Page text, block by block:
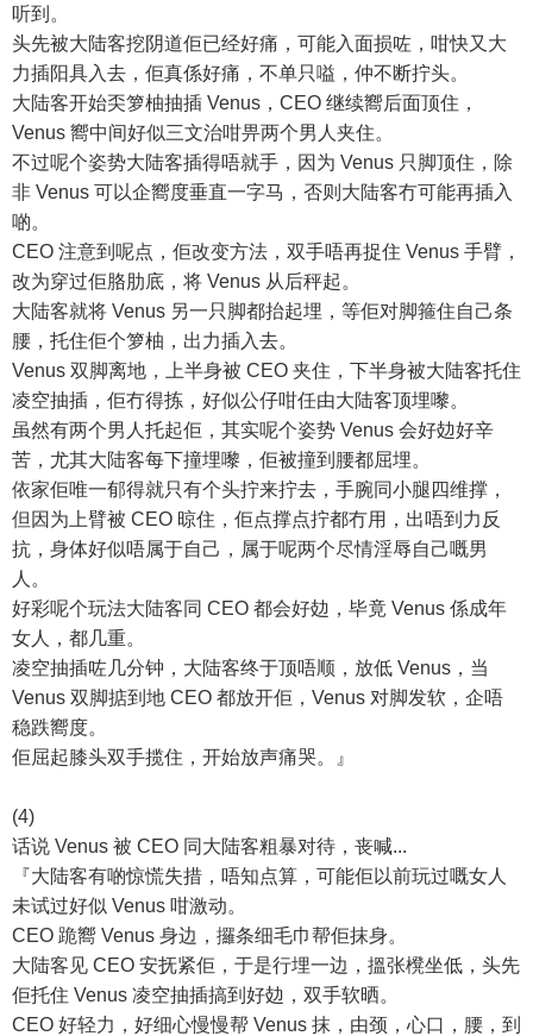
听到。
头先被大陆客挖阴道佢已经好痛，可能入面损咗，咁快又大
力插阳具入去，佢真係好痛，不单只嗌，仲不断拧头。
大陆客开始奀箩柚抽插 Venus，CEO 继续嚮后面顶住，
Venus 嚮中间好似三文治咁畀两个男人夹住。
不过呢个姿势大陆客插得唔就手，因为 Venus 只脚顶住，除
非 Venus 可以企嚮度垂直一字马，否则大陆客冇可能再插入
啲。
CEO 注意到呢点，佢改变方法，双手唔再捉住 Venus 手臂，
改为穿过佢胳肋底，将 Venus 从后秤起。
大陆客就将 Venus 另一只脚都抬起埋，等佢对脚箍住自己条
腰，托住佢个箩柚，出力插入去。
Venus 双脚离地，上半身被 CEO 夹住，下半身被大陆客托住
凌空抽插，佢冇得拣，好似公仔咁任由大陆客顶埋嚟。
虽然有两个男人托起佢，其实呢个姿势 Venus 会好攰好辛
苦，尤其大陆客每下撞埋嚟，佢被撞到腰都屈埋。
依家佢唯一郁得就只有个头拧来拧去，手腕同小腿四维撑，
但因为上臂被 CEO 晾住，佢点撑点拧都冇用，出唔到力反
抗，身体好似唔属于自己，属于呢两个尽情淫辱自己嘅男
人。
好彩呢个玩法大陆客同 CEO 都会好攰，毕竟 Venus 係成年
女人，都几重。
凌空抽插咗几分钟，大陆客终于顶唔顺，放低 Venus，当
Venus 双脚掂到地 CEO 都放开佢，Venus 对脚发软，企唔
稳跌嚮度。
佢屈起膝头双手揽住，开始放声痛哭。』
(4)
话说 Venus 被 CEO 同大陆客粗暴对待，丧喊...
『大陆客有啲惊慌失措，唔知点算，可能佢以前玩过嘅女人
未试过好似 Venus 咁激动。
CEO 跪嚮 Venus 身边，攞条细毛巾帮佢抹身。
大陆客见 CEO 安抚紧佢，于是行埋一边，搵张櫈坐低，头先
佢托住 Venus 凌空抽插搞到好攰，双手软晒。
CEO 好轻力，好细心慢慢帮 Venus 抹，由颈，心口，腰，到